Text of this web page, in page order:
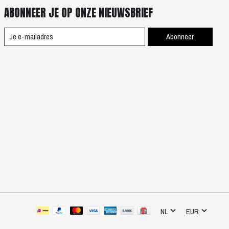
ABONNEER JE OP ONZE NIEUWSBRIEF
Abonneer
NL EUR